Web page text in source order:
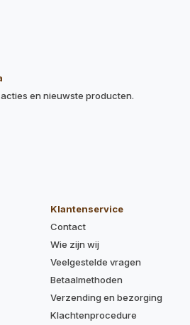
en nieuwste producten.
Klantenservice
Contact
Wie zijn wij
Veelgestelde vragen
Betaalmethoden
Verzending en bezorging
Klachtenprocedure